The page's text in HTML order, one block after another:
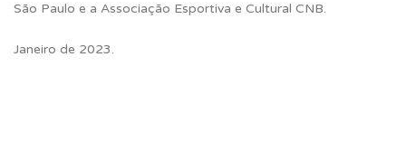
São Paulo e a Associação Esportiva e Cultural CNB.
Janeiro de 2023.